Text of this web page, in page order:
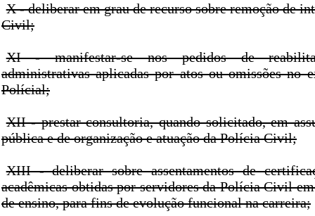
X - deliberar em grau de recurso sobre remoção de
Civil;
XI - manifestar-se nos pedidos de
administrativas aplicadas por atos ou omissões no
Polícial;
XII - prestar consultoria, quando solicitado, em
pública e de organização e atuação da Polícia Civil;
XIII - deliberar sobre assentamentos de
acadêmicas obtidas por servidores da Polícia Civil
de ensino, para fins de evolução funcional na carreira;